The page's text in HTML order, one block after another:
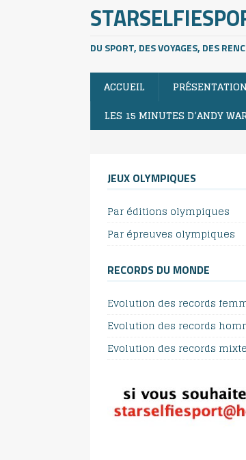
DU SPORT, DES VOYAGES, DES
ACCUEIL PRÉSENTATION
LES 15 MINUTES D’ANDY
JEUX OLYMPIQUES
Par éditions olympiques
Par épreuves olympiques
RECORDS DU MONDE
Evolution des records
Evolution des records
Evolution des records